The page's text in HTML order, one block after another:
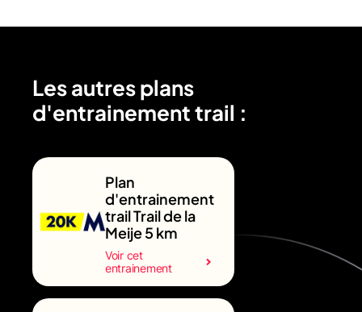
Les autres plans
d'entrainement trail :
Plan
d'entrainement
trail Trail de la
Meije 5 km
Voir cet
entrainement